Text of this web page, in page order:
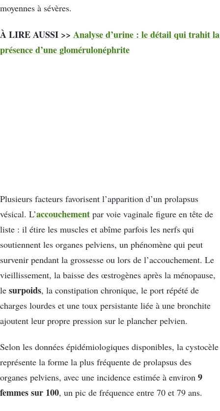
moyennes à sévères.
À LIRE AUSSI >> Analyse d’urine : le détail qui trahit la
présence d’une glomérulonéphrite
Plusieurs facteurs favorisent l’apparition d’un prolapsus
vésical. L’accouchement par voie vaginale figure en tête de
liste : il étire les muscles et abîme parfois les nerfs qui
soutiennent les organes pelviens, un phénomène qui peut
survenir pendant la grossesse ou lors de l’accouchement. Le
vieillissement, la baisse des œstrogènes après la ménopause,
le surpoids, la constipation chronique, le port répété de
charges lourdes et une toux persistante liée à une bronchite
ajoutent leur propre pression sur le plancher pelvien.
Selon les données épidémiologiques disponibles, la cystocèle
représente la forme la plus fréquente de prolapsus des
organes pelviens, avec une incidence estimée à environ 9
femmes sur 100, un pic de fréquence entre 70 et 79 ans.